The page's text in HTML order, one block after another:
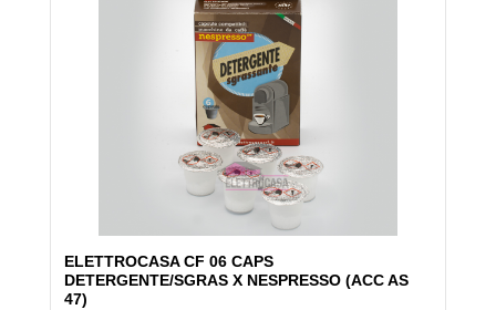
ELETTROCASA CF 06 CAPS
DETERGENTE/SGRAS X NESPRESSO (ACC AS
47)